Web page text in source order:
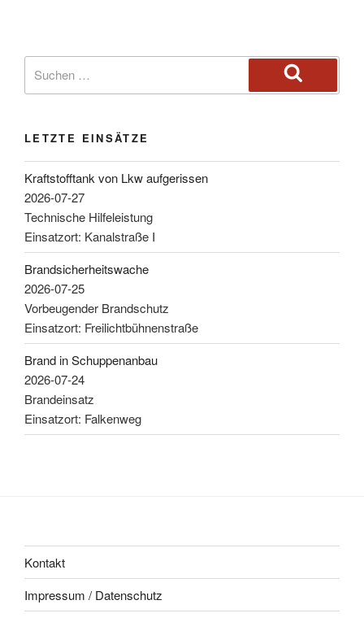
LETZTE EINSÄTZE
Kraftstofftank von Lkw aufgerissen
2026-07-27
Technische Hilfeleistung
Einsatzort: Kanalstraße I
Brandsicherheitswache
2026-07-25
Vorbeugender Brandschutz
Einsatzort: Freilichtbühnenstraße
Brand in Schuppenanbau
2026-07-24
Brandeinsatz
Einsatzort: Falkenweg
Kontakt
Impressum / Datenschutz